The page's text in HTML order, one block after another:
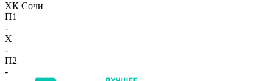
ХК Сочи
П1
-
X
-
П2
-